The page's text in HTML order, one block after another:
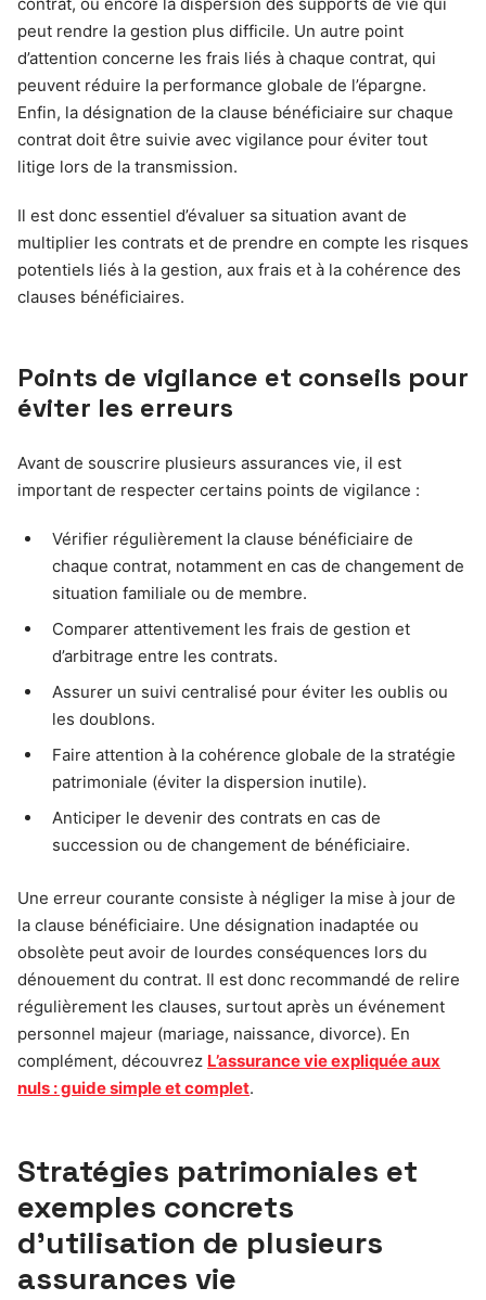
contrat, ou encore la dispersion des supports de vie qui
peut rendre la gestion plus difficile. Un autre point
d’attention concerne les frais liés à chaque contrat, qui
peuvent réduire la performance globale de l’épargne.
Enfin, la désignation de la clause bénéficiaire sur chaque
contrat doit être suivie avec vigilance pour éviter tout
litige lors de la transmission.
Il est donc essentiel d’évaluer sa situation avant de
multiplier les contrats et de prendre en compte les risques
potentiels liés à la gestion, aux frais et à la cohérence des
clauses bénéficiaires.
Points de vigilance et conseils pour
éviter les erreurs
Avant de souscrire plusieurs assurances vie, il est
important de respecter certains points de vigilance :
Vérifier régulièrement la clause bénéficiaire de
chaque contrat, notamment en cas de changement de
situation familiale ou de membre.
Comparer attentivement les frais de gestion et
d’arbitrage entre les contrats.
Assurer un suivi centralisé pour éviter les oublis ou
les doublons.
Faire attention à la cohérence globale de la stratégie
patrimoniale (éviter la dispersion inutile).
Anticiper le devenir des contrats en cas de
succession ou de changement de bénéficiaire.
Une erreur courante consiste à négliger la mise à jour de
la clause bénéficiaire. Une désignation inadaptée ou
obsolète peut avoir de lourdes conséquences lors du
dénouement du contrat. Il est donc recommandé de relire
régulièrement les clauses, surtout après un événement
personnel majeur (mariage, naissance, divorce). En
complément, découvrez L’assurance vie expliquée aux
nuls : guide simple et complet.
Stratégies patrimoniales et
exemples concrets
d’utilisation de plusieurs
assurances vie